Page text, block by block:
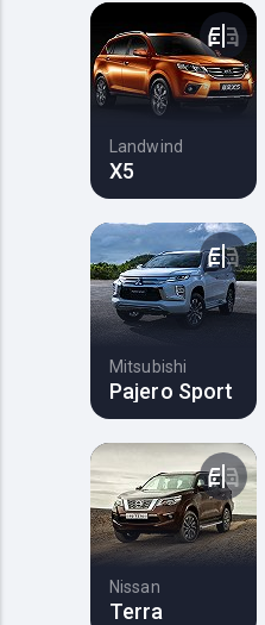
Landwind
X5
Mitsubishi
Pajero Sport
Nissan
Terra